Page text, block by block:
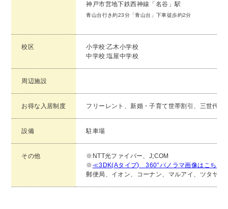
神戸市営地下鉄西神線「名谷」駅
青山台行き約23分「青山台」下車徒歩約2分
校区
小学校:乙木小学校
中学校:塩屋中学校
周辺施設
お得な入居制度 フリーレント、新婚・子育て世帯割引、三世代隣
設備 駐車場
その他
※NTT光ファイバー、J;COM
※ ≪3DK(Aタイプ) 360°パノラマ画像はこちら
郵便局、イオン、コーナン、マルアイ、ツタヤ